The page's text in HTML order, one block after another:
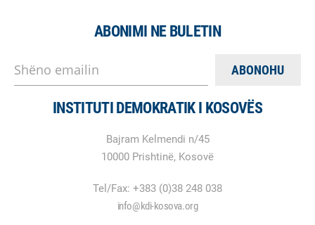
ABONIMI NE BULETIN
Shëno emailin
INSTITUTI DEMOKRATIK I KOSOVËS
Bajram Kelmendi n/45
10000 Prishtinë, Kosovë
Tel/Fax: +383 (0)38 248 038
info@kdi-kosova.org